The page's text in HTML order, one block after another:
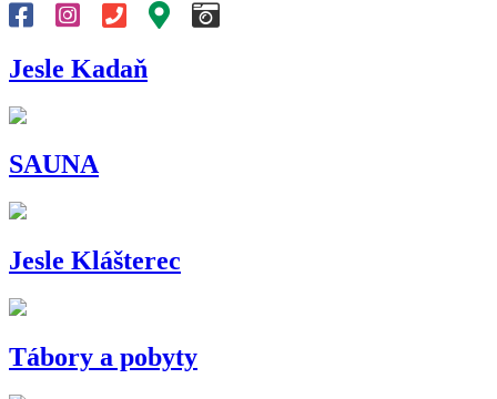
Jesle Kadaň
SAUNA
Jesle Klášterec
Tábory a pobyty